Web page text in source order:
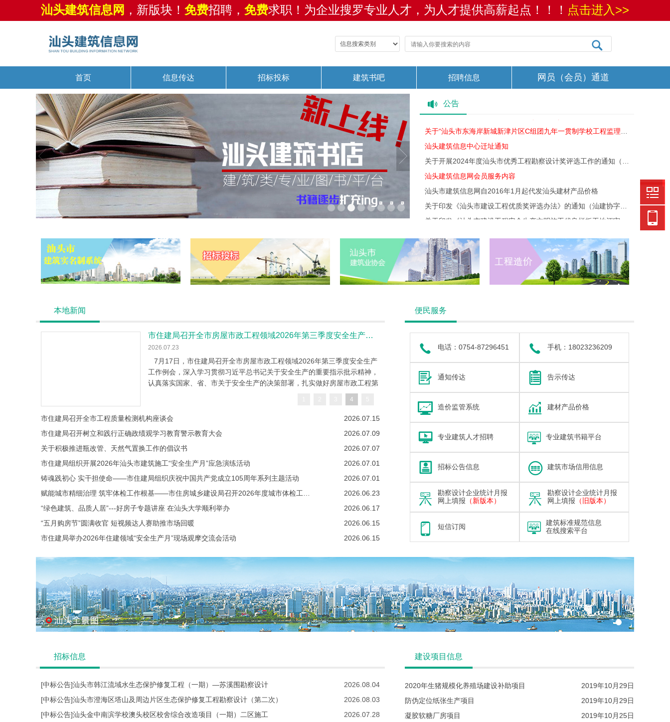
汕头建筑信息网 ，新版块！ 免费招聘， 免费求职！为企业搜罗专业人才，为人才提供高薪起点！！！ 点击进入>>
首页 信息传达 招标投标 建筑书吧 招聘信息 网员（会员）通道
公告
关于印发《汕头市建设工程安全生产文明施工优良样板工地评审办法》的通知（汕建协字〔2023〕10号）
关于开展“档案数字化项目”的公告（2023年）
汕头建筑信息中心迁址通知
汕头建筑信息网会员服务内容
汕头市建筑信息网自2016年1月起代发汕头建材产品价格
关于印发《汕头市建设工程安全生产文明施工优良样板工地评审办法》的通知（汕建协字〔2023〕10号）
关于“汕头市东海岸新城新津片区C组团九年一贯制学校工程监理”的答疑内容
汕头建筑信息中心迁址通知
关于开展2024年度汕头市优秀工程勘察设计奖评选工作的通知（汕勘设协[2024]6号）
汕头建筑信息网会员服务内容
本地新闻
市住建局召开全市房屋市政工程领域2026年第三季度安全生产工作例会
2026.07.23
7月17日，市住建局召开全市房屋市政工程领域2026年第三季度安全生产
工作例会，深入学习贯彻习近平总书记关于安全生产的重要指示批示精神，
认真落实国家、省、市关于安全生产的决策部署，扎实做好房屋市政工程第
4
市住建局召开全市工程质量检测机构座谈会
2026.07.15
市住建局召开树立和践行正确政绩观学习教育警示教育大会
2026.07.09
关于积极推进瓶改管、天然气置换工作的倡议书
2026.07.07
市住建局组织开展2026年汕头市建筑施工“安全生产月”应急演练活动
2026.07.01
铸魂践初心 实干担使命——市住建局组织庆祝中国共产党成立105周年系列主题活动
2026.07.01
2026.06.23
“绿色建筑、品质人居”---好房子专题讲座 在汕头大学顺利举办
2026.06.17
“五月购房节”圆满收官 短视频达人赛助推市场回暖
2026.06.15
市住建局举办2026年住建领域“安全生产月”现场观摩交流会活动
2026.06.15
便民服务
电话：0754-87296451 手机：18023236209
通知传达 告示传达
造价监管系统 建材产品价格
专业建筑人才招聘 专业建筑书籍平台
招标公告信息 建筑市场信用信息
勘察设计企业统计月报
网上填报 （新版本）
勘察设计企业统计月报
网上填报 （旧版本）
短信订阅
建筑标准规范信息
在线搜索平台
招标信息
[中标公告]汕头市韩江流域水生态保护修复工程（一期）—苏溪围勘察设计
2026.08.04
[中标公告]汕头市澄海区塔山及周边片区生态保护修复工程勘察设计（第二次）
2026.08.03
[中标公告]汕头金中南滨学校澳头校区校舍综合改造项目（一期）二区施工
2026.07.28
建设项目信息
2020年生猪规模化养殖场建设补助项目
2019年10月29日
防伪定位纸张生产项目
2019年10月29日
凝胶软糖厂房项目
2019年10月25日